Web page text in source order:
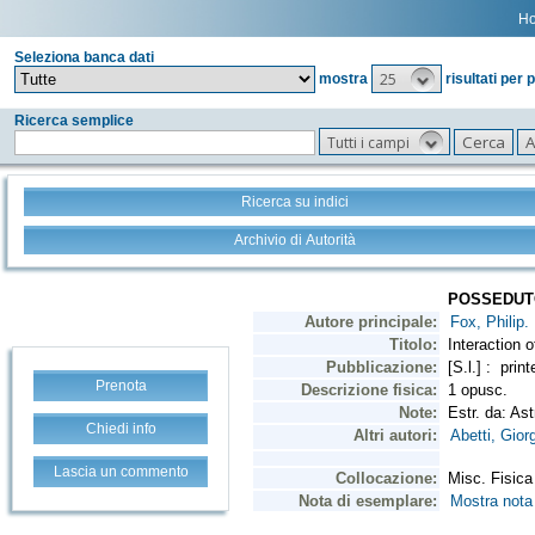
Seleziona banca dati
mostra
25 risultati per
Ricerca semplice
Tutti i campi
Ricerca su indici
Archivio di Autorità
Prenota
Chiedi info
Lascia un commento